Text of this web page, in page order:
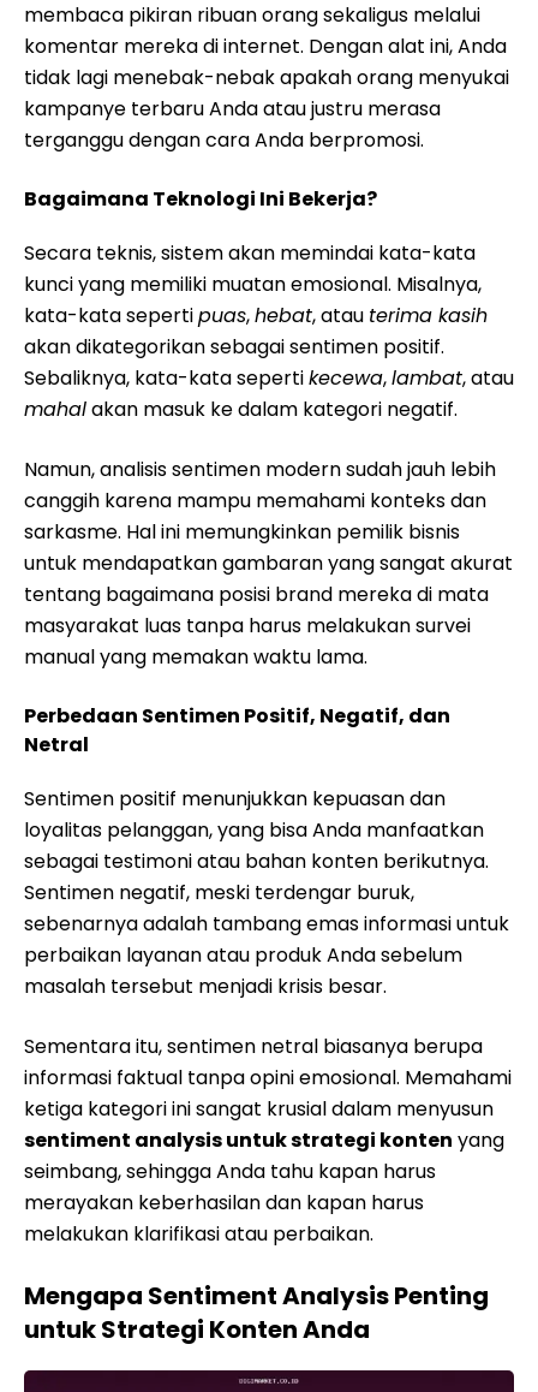
membaca pikiran ribuan orang sekaligus melalui
komentar mereka di internet. Dengan alat ini, Anda
tidak lagi menebak-nebak apakah orang menyukai
kampanye terbaru Anda atau justru merasa
terganggu dengan cara Anda berpromosi.
Bagaimana Teknologi Ini Bekerja?
Secara teknis, sistem akan memindai kata-kata
kunci yang memiliki muatan emosional. Misalnya,
kata-kata sepertipuas,hebat, atau terima kasih
akan dikategorikan sebagai sentimen positif.
Sebaliknya, kata-kata sepertikecewa,lambat, atau
mahalakan masuk ke dalam kategori negatif.
Namun, analisis sentimen modern sudah jauh lebih
canggih karena mampu memahami konteks dan
sarkasme. Hal ini memungkinkan pemilik bisnis
untuk mendapatkan gambaran yang sangat akurat
tentang bagaimana posisi brand mereka di mata
masyarakat luas tanpa harus melakukan survei
manual yang memakan waktu lama.
Perbedaan Sentimen Positif, Negatif, dan
Netral
Sentimen positif menunjukkan kepuasan dan
loyalitas pelanggan, yang bisa Anda manfaatkan
sebagai testimoni atau bahan konten berikutnya.
Sentimen negatif, meski terdengar buruk,
sebenarnya adalah tambang emas informasi untuk
perbaikan layanan atau produk Anda sebelum
masalah tersebut menjadi krisis besar.
Sementara itu, sentimen netral biasanya berupa
informasi faktual tanpa opini emosional. Memahami
ketiga kategori ini sangat krusial dalam menyusun
sentiment analysis untuk strategi konten yang
seimbang, sehingga Anda tahu kapan harus
merayakan keberhasilan dan kapan harus
melakukan klarifikasi atau perbaikan.
Mengapa Sentiment Analysis Penting
untuk Strategi Konten Anda